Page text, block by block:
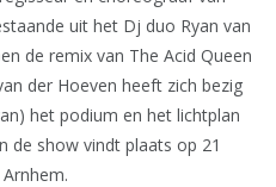
uit het Dj duo Ryan van
de remix van The Acid Queen
der Hoeven heeft zich bezig
het podium en het lichtplan
de show vindt plaats op 21